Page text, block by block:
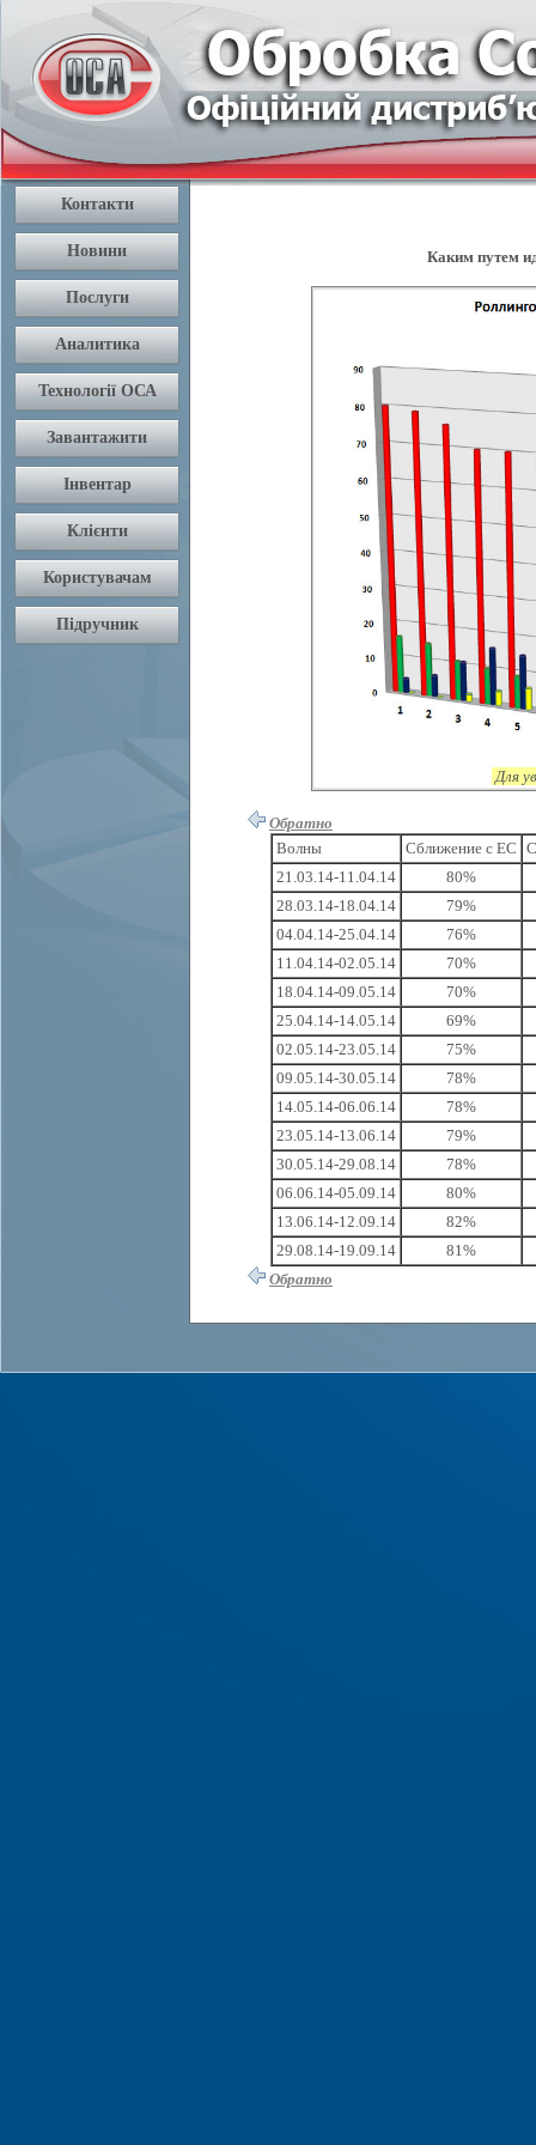
Каким путем
Для
Обратно
Волны
Сближение с ЕС
21.03.14-11.04.14
80%
28.03.14-18.04.14
79%
04.04.14-25.04.14
76%
11.04.14-02.05.14
70%
18.04.14-09.05.14
70%
25.04.14-14.05.14
69%
02.05.14-23.05.14
75%
09.05.14-30.05.14
78%
14.05.14-06.06.14
78%
23.05.14-13.06.14
79%
30.05.14-29.08.14
78%
06.06.14-05.09.14
80%
13.06.14-12.09.14
82%
29.08.14-19.09.14
81%
Обратно